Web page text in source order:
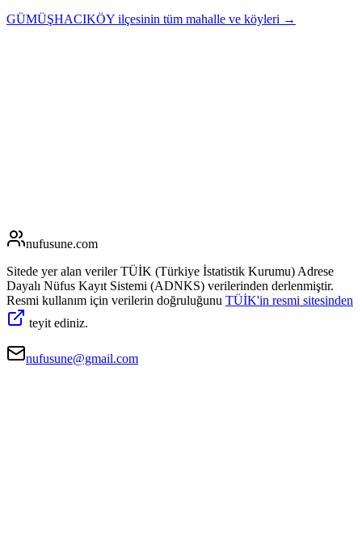
GÜMÜŞHACIKÖY ilçesinin tüm mahalle ve köyleri →
nufusune.com
Sitede yer alan veriler TÜİK (Türkiye İstatistik Kurumu) Adrese
Dayalı Nüfus Kayıt Sistemi (ADNKS) verilerinden derlenmiştir.
Resmi kullanım için verilerin doğruluğunu TÜİK'in resmi sitesinden
teyit ediniz.
nufusune@gmail.com